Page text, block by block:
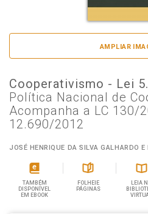
AMPLIAR
Cooperativismo - Lei
Política Nacional de
Acompanha a LC 130/
12.690/2012
JOSÉ HENRIQUE DA SILVA GALHARDO
TAMBÉM
DISPONÍVEL
EM EBOOK
FOLHEIE
PÁGINAS
LEIA